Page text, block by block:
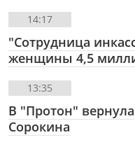
14:17
"Сотрудница
женщины 4,5
13:35
В "Протон"
Сорокина